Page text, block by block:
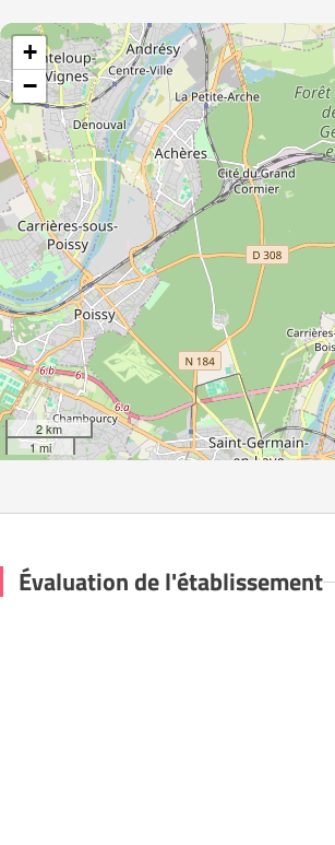
+
−
2 km
1 mi
Évaluation de l'établissement